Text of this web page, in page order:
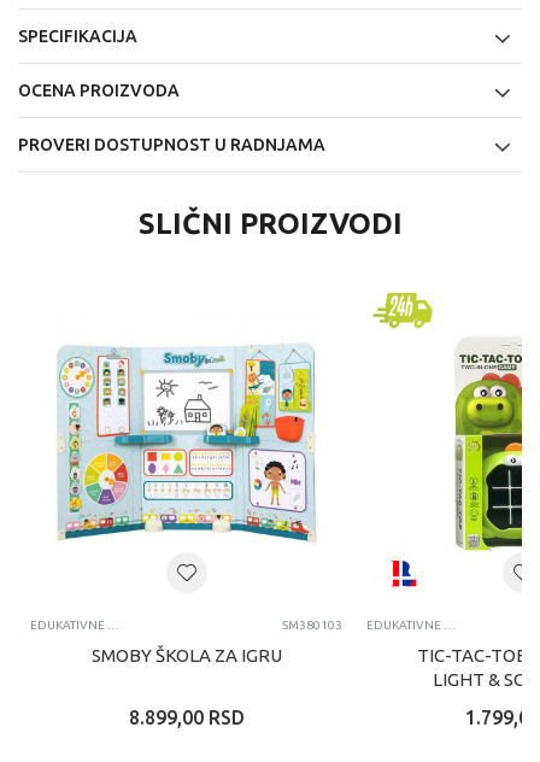
SPECIFIKACIJA
OCENA PROIZVODA
PROVERI DOSTUPNOST U RADNJAMA
SLIČNI PROIZVODI
EDUKATIVNE IGRAČKE ZA DECU SM380103
SMOBY ŠKOLA ZA IGRU
8.899,00 RSD
EDUKATIVNE IGRAČKE ZA DECU
TIC-TAC-TOE
LIGHT &
1.799,00